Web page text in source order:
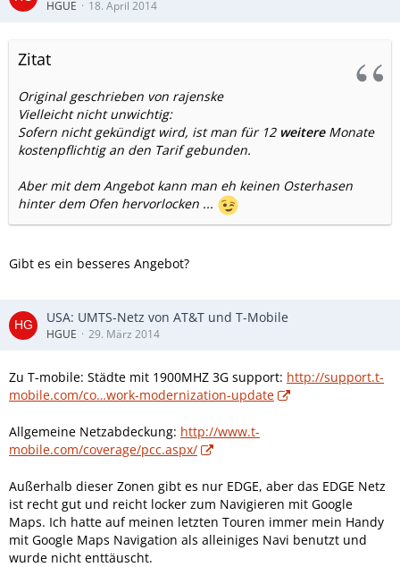
HGUE 18. April 2014
Zitat
Original geschrieben von rajenske
Vielleicht nicht unwichtig:
Sofern nicht gekündigt wird, ist man für 12 weitereMonate
kostenpflichtig an den Tarif gebunden.
Aber mit dem Angebot kann man eh keinen Osterhasen
hinter dem Ofen hervorlocken ...
Gibt es ein besseres Angebot?
USA: UMTS-Netz von AT&T und T-Mobile
HGUE 29. März 2014
Zu T-mobile: Städte mit 1900MHZ 3G support: http://support.t-
mobile.com/co…work-modernization-update
Allgemeine Netzabdeckung: http://www.t-
mobile.com/coverage/pcc.aspx/
Außerhalb dieser Zonen gibt es nur EDGE, aber das EDGE Netz
ist recht gut und reicht locker zum Navigieren mit Google
Maps. Ich hatte auf meinen letzten Touren immer mein Handy
mit Google Maps Navigation als alleiniges Navi benutzt und
wurde nicht enttäuscht.